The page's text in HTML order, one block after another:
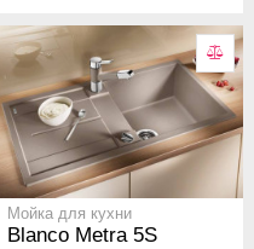
Мойка для кухни
Blanco Metra 5S